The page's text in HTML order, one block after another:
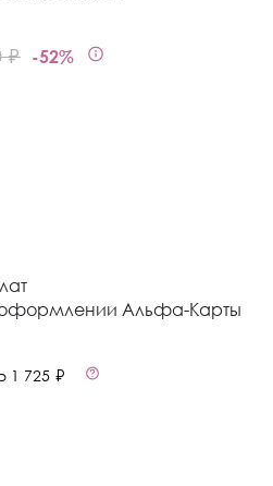
₽ -52%
оформлении Альфа-Карты
1 725 ₽